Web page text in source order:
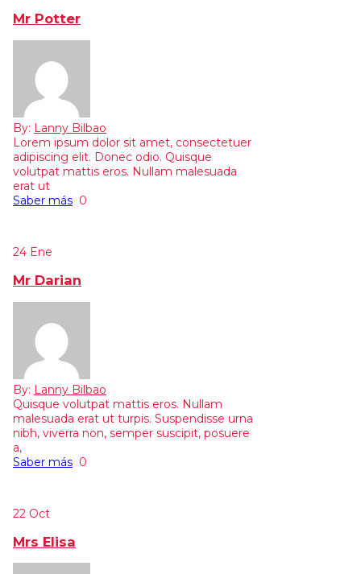
Mr Potter
By: Lanny Bilbao
Lorem ipsum dolor sit amet, consectetuer
adipiscing elit. Donec odio. Quisque
volutpat mattis eros. Nullam malesuada
erat ut
Saber más 0
24 Ene
Mr Darian
By: Lanny Bilbao
Quisque volutpat mattis eros. Nullam
malesuada erat ut turpis. Suspendisse urna
nibh, viverra non, semper suscipit, posuere
a,
Saber más 0
22 Oct
Mrs Elisa